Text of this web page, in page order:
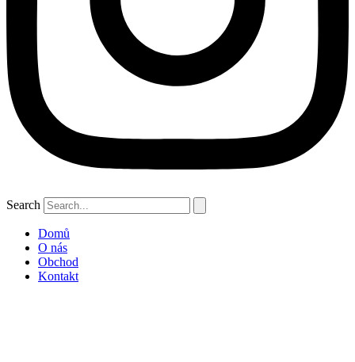
Search
Domů
O nás
Obchod
Kontakt